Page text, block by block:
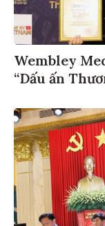
Wembley
“Dấu ấn